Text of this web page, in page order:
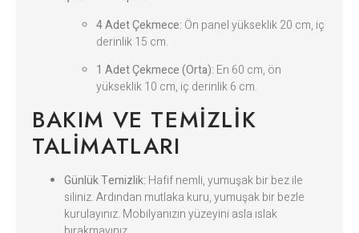
4 Adet Çekmece: Ön panel yükseklik 20 cm, iç
derinlik 15 cm.
1 Adet Çekmece (Orta): En 60 cm, ön
yükseklik 10 cm, iç derinlik 6 cm.
BAKIM VE TEMIZLIK
TALIMATLARI
Günlük Temizlik: Hafif nemli, yumuşak bir bez ile
siliniz. Ardından mutlaka kuru, yumuşak bir bezle
kurulayınız. Mobilyanızın yüzeyini asla ıslak